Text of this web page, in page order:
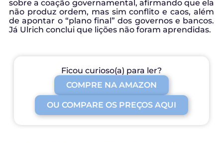
sobre a coação governamental, afirmando que ela
não produz ordem, mas sim conflito e caos, além
de apontar o “plano final” dos governos e bancos.
Já Ulrich conclui que lições não foram aprendidas.
Ficou curioso(a) para ler?
COMPRE NA AMAZON
OU COMPARE OS PREÇOS AQUI